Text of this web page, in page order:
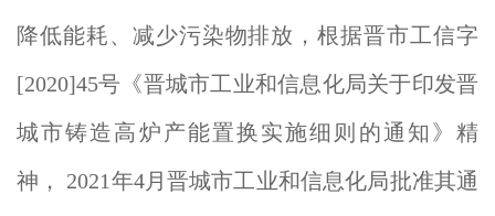
降低能耗、减少污染物排放，根据晋市工信字
[2020]45号《晋城市工业和信息化局关于印发晋
城市铸造高炉产能置换实施细则的通知》精
神， 2021年4月晋城市工业和信息化局批准其通